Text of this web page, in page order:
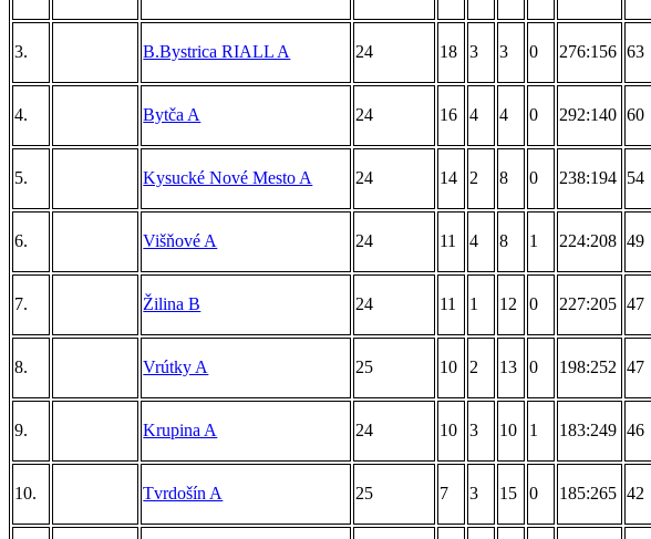
3. B.Bystrica RIALL A 24 18 3 3 0 276:156 63
4. Bytča A 24 16 4 4 0 292:140 60
5. Kysucké Nové Mesto A 24 14 2 8 0 238:194 54
6. Višňové A 24 11 4 8 1 224:208 49
7. Žilina B 24 11 1 12 0 227:205 47
8. Vrútky A 25 10 2 13 0 198:252 47
9. Krupina A 24 10 3 10 1 183:249 46
10. Tvrdošín A 25 7 3 15 0 185:265 42